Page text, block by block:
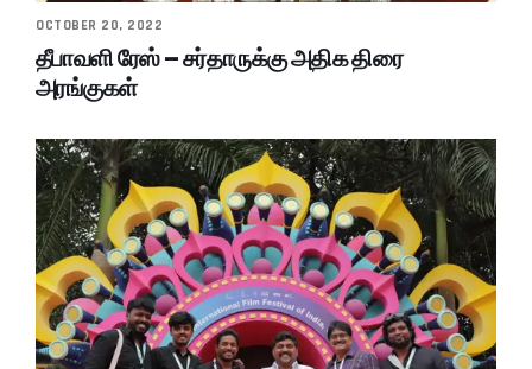
OCTOBER 20, 2022
தீபாவளி ரேஸ் – சர்தாருக்கு அதிக திரை
அரங்குகள்